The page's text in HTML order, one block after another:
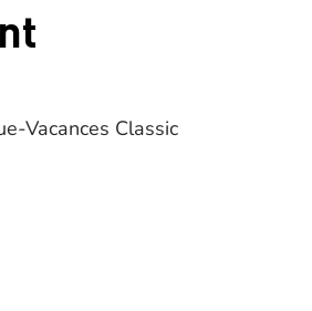
Vacances Classic